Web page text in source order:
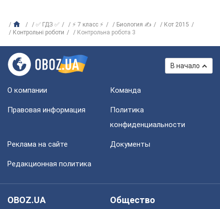
✅ ГДЗ ✅ ⚡ 7 класс ⚡ Биология ✍
Кот 2015
Контрольні роботи
Контрольна робота 3
В начало
О компании Команда
Правовая информация
Политика
конфиденциальности
Реклама на сайте Документы
Редакционная политика
OBOZ.UA
Общество